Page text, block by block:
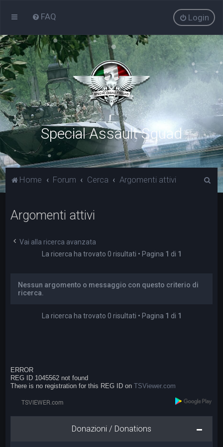
FAQ Login
Special Assault Squad
Home Forum Cerca Argomenti attivi
Argomenti attivi
Vai alla ricerca avanzata
La ricerca ha trovato 0 risultati • Pagina 1 di 1
Nessun argomento o messaggio con questo criterio di
ricerca.
La ricerca ha trovato 0 risultati • Pagina 1 di 1
ERROR
REG ID 1045562 not found
There is no registration for this REG ID onTSViewer.com
Donazioni / Donations